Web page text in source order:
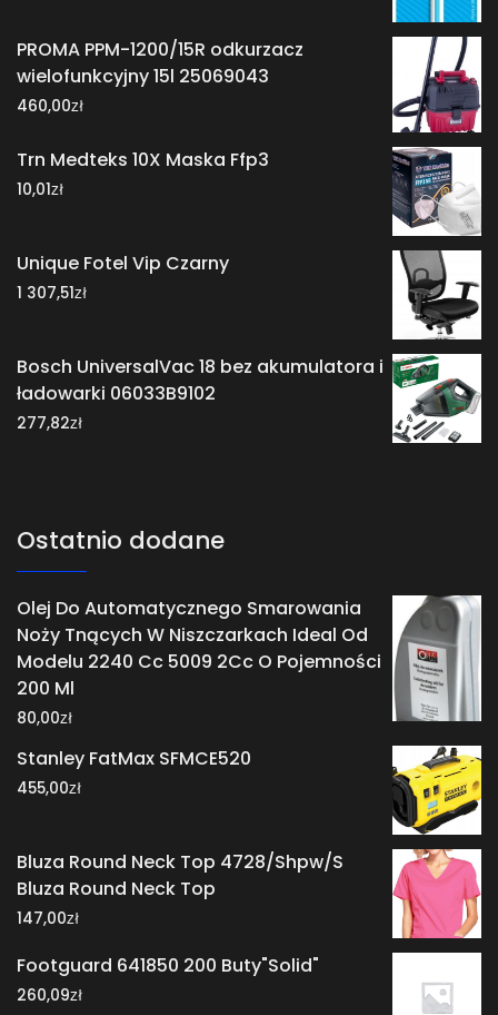
PROMA PPM-1200/15R odkurzacz
wielofunkcyjny 15l 25069043
460,00zł
Trn Medteks 10X Maska Ffp3
10,01zł
Unique Fotel Vip Czarny
1 307,51zł
Bosch UniversalVac 18 bez akumulatora i
ładowarki 06033B9102
277,82zł
Ostatnio dodane
Olej Do Automatycznego Smarowania
Noży Tnących W Niszczarkach Ideal Od
Modelu 2240 Cc 5009 2Cc O Pojemności
200 Ml
80,00zł
Stanley FatMax SFMCE520
455,00zł
Bluza Round Neck Top 4728/Shpw/S
Bluza Round Neck Top
147,00zł
Footguard 641850 200 Buty"Solid"
260,09zł